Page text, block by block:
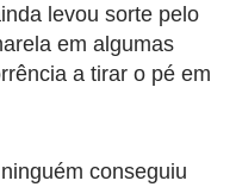
levou sorte pelo
em algumas
a tirar o pé em
conseguiu